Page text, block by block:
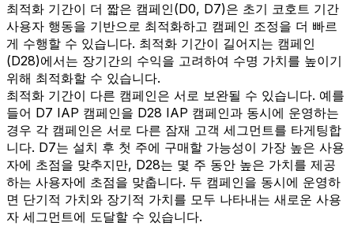
최적화 기간이 더 짧은 캠페인(D0, D7)은 초기 코호트 기간
사용자 행동을 기반으로 최적화하고 캠페인 조정을 더 빠르
게 수행할 수 있습니다. 최적화 기간이 길어지는 캠페인
(D28)에서는 장기간의 수익을 고려하여 수명 가치를 높이기
위해 최적화할 수 있습니다.
최적화 기간이 다른 캠페인은 서로 보완될 수 있습니다. 예를
들어 D7 IAP 캠페인을 D28 IAP 캠페인과 동시에 운영하는
경우 각 캠페인은 서로 다른 잠재 고객 세그먼트를 타게팅합
니다. D7는 설치 후 첫 주에 구매할 가능성이 가장 높은 사용
자에 초점을 맞추지만, D28는 몇 주 동안 높은 가치를 제공
하는 사용자에 초점을 맞춥니다. 두 캠페인을 동시에 운영하
면 단기적 가치와 장기적 가치를 모두 나타내는 새로운 사용
자 세그먼트에 도달할 수 있습니다.